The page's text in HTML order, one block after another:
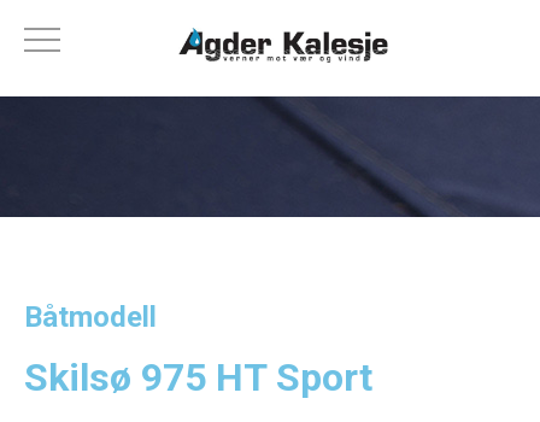
Båtmodell
Skilsø 975 HT Sport